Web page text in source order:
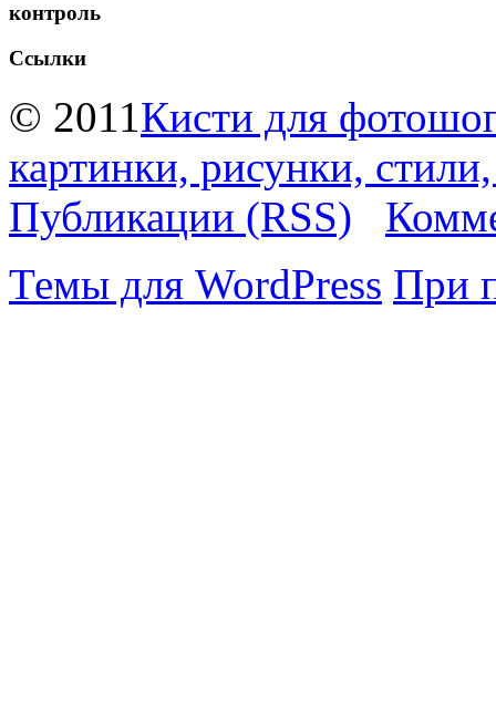
контроль
Ссылки
© 2011 Кисти для
картинки, рисунки,
Публикации (RSS)
Темы для WordPress При